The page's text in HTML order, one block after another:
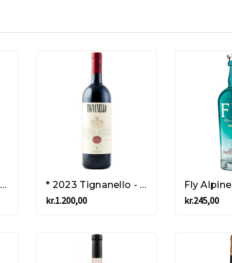
2021 Barolo - Francesco Rinaldi * 2023 Tignanello - Antinori
kr.1.200,00
Fly
kr.245,00